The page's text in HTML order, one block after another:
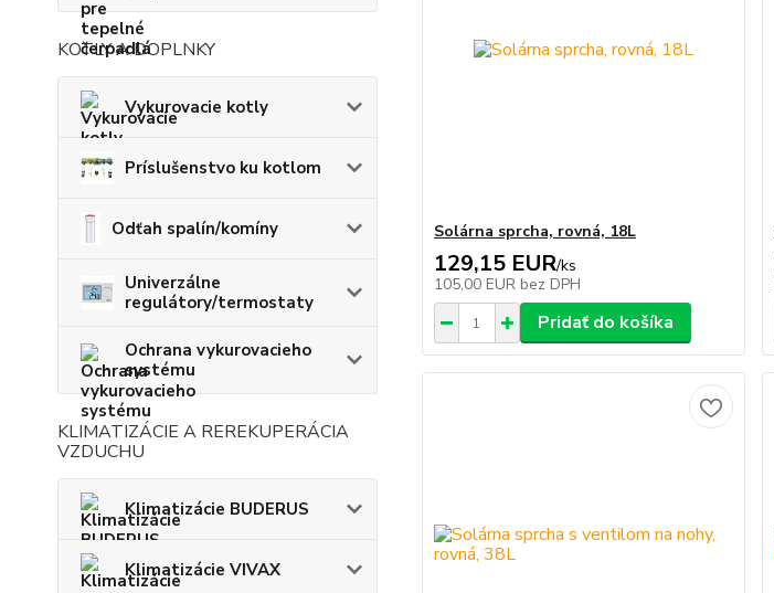
KOTLY A DOPLNKY
Vykurovacie kotly
Príslušenstvo ku kotlom
Odťah spalín/komíny
Univerzálne
regulátory/termostaty
Ochrana vykurovacieho
systému
KLIMATIZÁCIE A REREKUPERÁCIA
VZDUCHU
Klimatizácie BUDERUS
Klimatizácie VIVAX
Solárna sprcha, rovná, 18L
129,15 EUR/ks
105,00 EUR bez DPH
Pridať do košíka